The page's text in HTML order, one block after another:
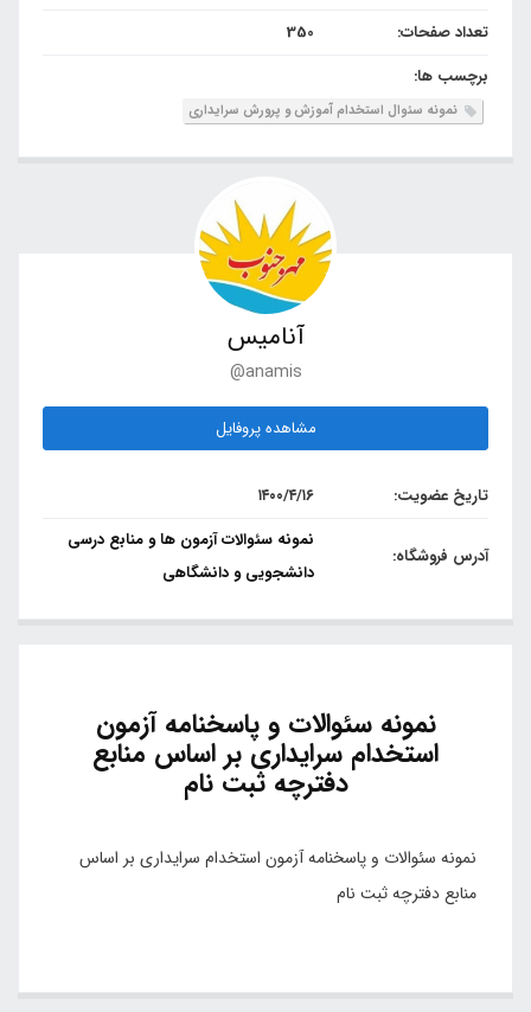
تعداد صفحات:
350
برچسب ها:
نمونه سئوال استخدام آموزش و پرورش سرایداری
آنامیس
@anamis
مشاهده پروفایل
تاریخ عضویت: ۱۴۰۰/۴/۱۶
آدرس فروشگاه:
نمونه سئوالات آزمون ها و منابع درسی
دانشجویی و دانشگاهی
نمونه سئوالات و پاسخنامه آزمون
استخدام سرایداری بر اساس منابع
دفترچه ثبت نام
نمونه سئوالات و پاسخنامه آزمون استخدام سرایداری بر اساس
منابع دفترچه ثبت نام